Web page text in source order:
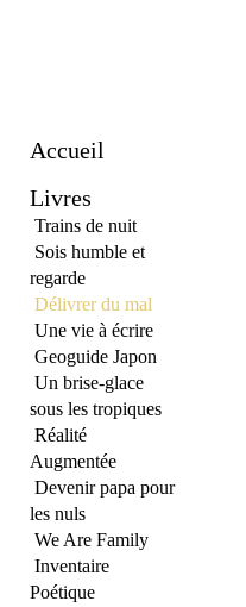
Accueil
Livres
Trains de nuit
Sois humble et
regarde
Délivrer du mal
Une vie à écrire
Geoguide Japon
Un brise-glace
sous les tropiques
Réalité
Augmentée
Devenir papa pour
les nuls
We Are Family
Inventaire
Poétique